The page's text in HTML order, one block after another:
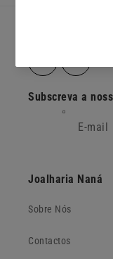
FacebookInstagram
Subscreva a
E-mail
Joalharia Naná
Sobre Nós
Contactos